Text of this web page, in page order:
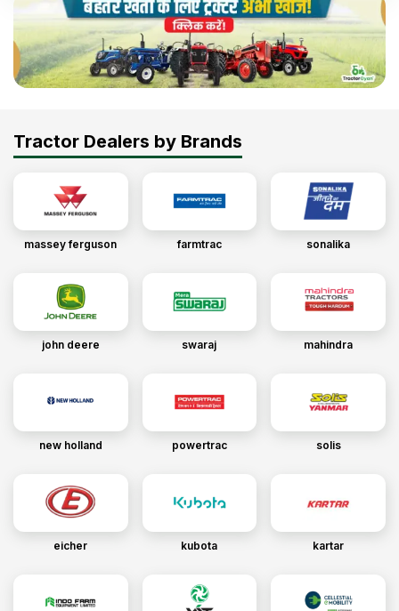
Tractor Dealers by Brands
massey ferguson farmtrac sonalika
john deere swaraj mahindra
new holland powertrac solis
eicher kubota kartar